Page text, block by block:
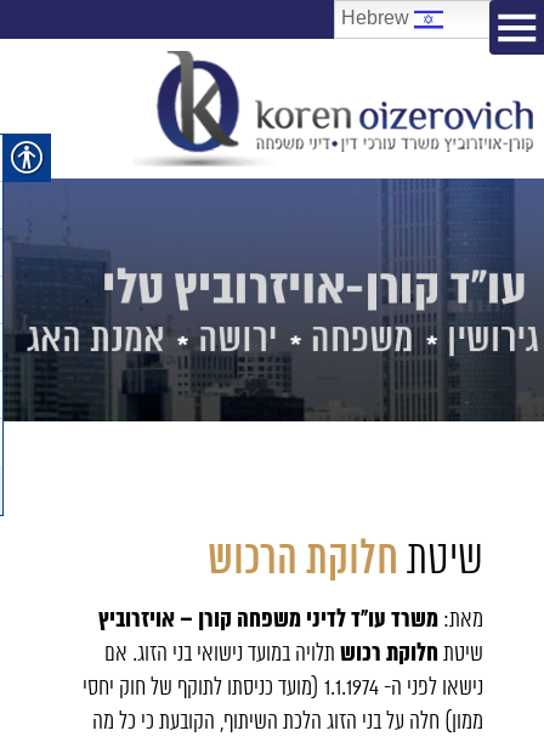
שיטת חלוקת הרכוש
מאת: משרד עו"ד לדיני משפחה קורן – אויזרוביץ
שיטת חלוקת רכושתלויה במועד נישואי בני הזוג. אם
נישאו לפני ה- 1.1.1974 (מועד כניסתו לתוקף של חוק יחסי
ממון) חלה על בני הזוג הלכת השיתוף, הקובעת כי כל מה